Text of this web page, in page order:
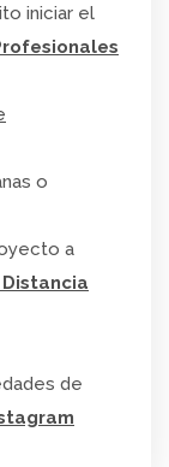
iniciar el
o
a
de